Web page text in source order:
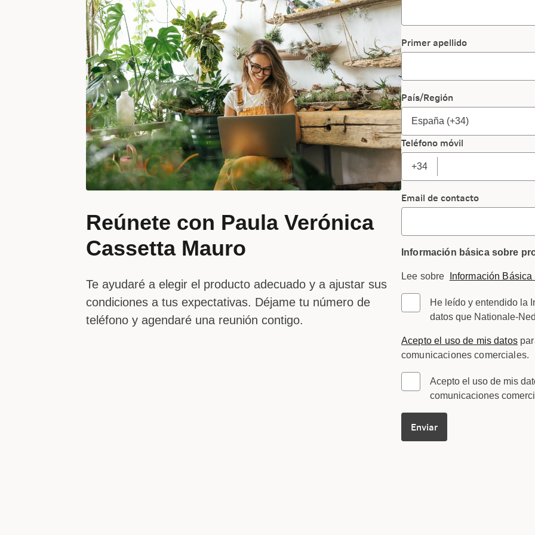
Reúnete con Paula Verónica
Cassetta Mauro
Te ayudaré a elegir el producto adecuado y a ajustar sus
condiciones a tus expectativas. Déjame tu número de
teléfono y agendaré una reunión contigo.
Primer apellido
País/Región
Teléfono móvil
+34
Email de contacto
Información básica sobre
Lee sobre Información
He leído y entendido la
datos que Nationale-
Acepto el uso de mis datos
comunicaciones comerciales.
Acepto el uso de mis
comunicaciones
Enviar